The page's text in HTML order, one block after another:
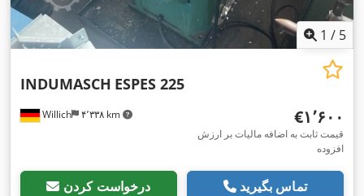
1 / 5
Willich ۴٬۳۳۸ km
INDUMASCH ESPES 225
‎€۱٬۶۰۰
قیمت ثابت به اضافه مالیات بر ارزش
افزوده
درخواست کردن تماس بگیرید